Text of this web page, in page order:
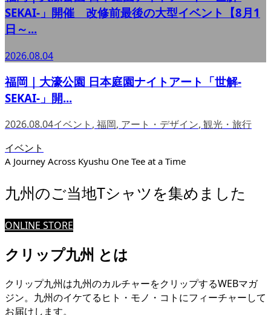
SEKAI-」開催 改修前最後の大型イベント【8月1
日～...
2026.08.04
福岡｜大濠公園 日本庭園ナイトアート「世解-
SEKAI-」開...
2026.08.04イベント , 福岡, アート・デザイン, 観光・旅行
イベント
A Journey Across Kyushu One Tee at a Time
九州のご当地Tシャツを集めました
ONLINE STORE
クリップ九州 とは
クリップ九州は九州のカルチャーをクリップするWEBマガ
ジン。九州のイケてるヒト・モノ・コトにフィーチャーして
お届けします。